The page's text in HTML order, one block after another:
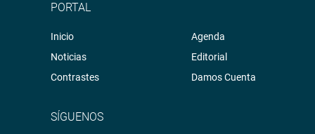
PORTAL
Inicio
Noticias
Contrastes
Agenda
Editorial
Damos Cuenta
SÍGUENOS